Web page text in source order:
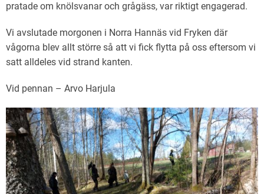
pratade om knölsvanar och grågäss, var riktigt engagerad.
Vi avslutade morgonen i Norra Hannäs vid Fryken där
vågorna blev allt större så att vi fick flytta på oss eftersom vi
satt alldeles vid strand kanten.
Vid pennan – Arvo Harjula